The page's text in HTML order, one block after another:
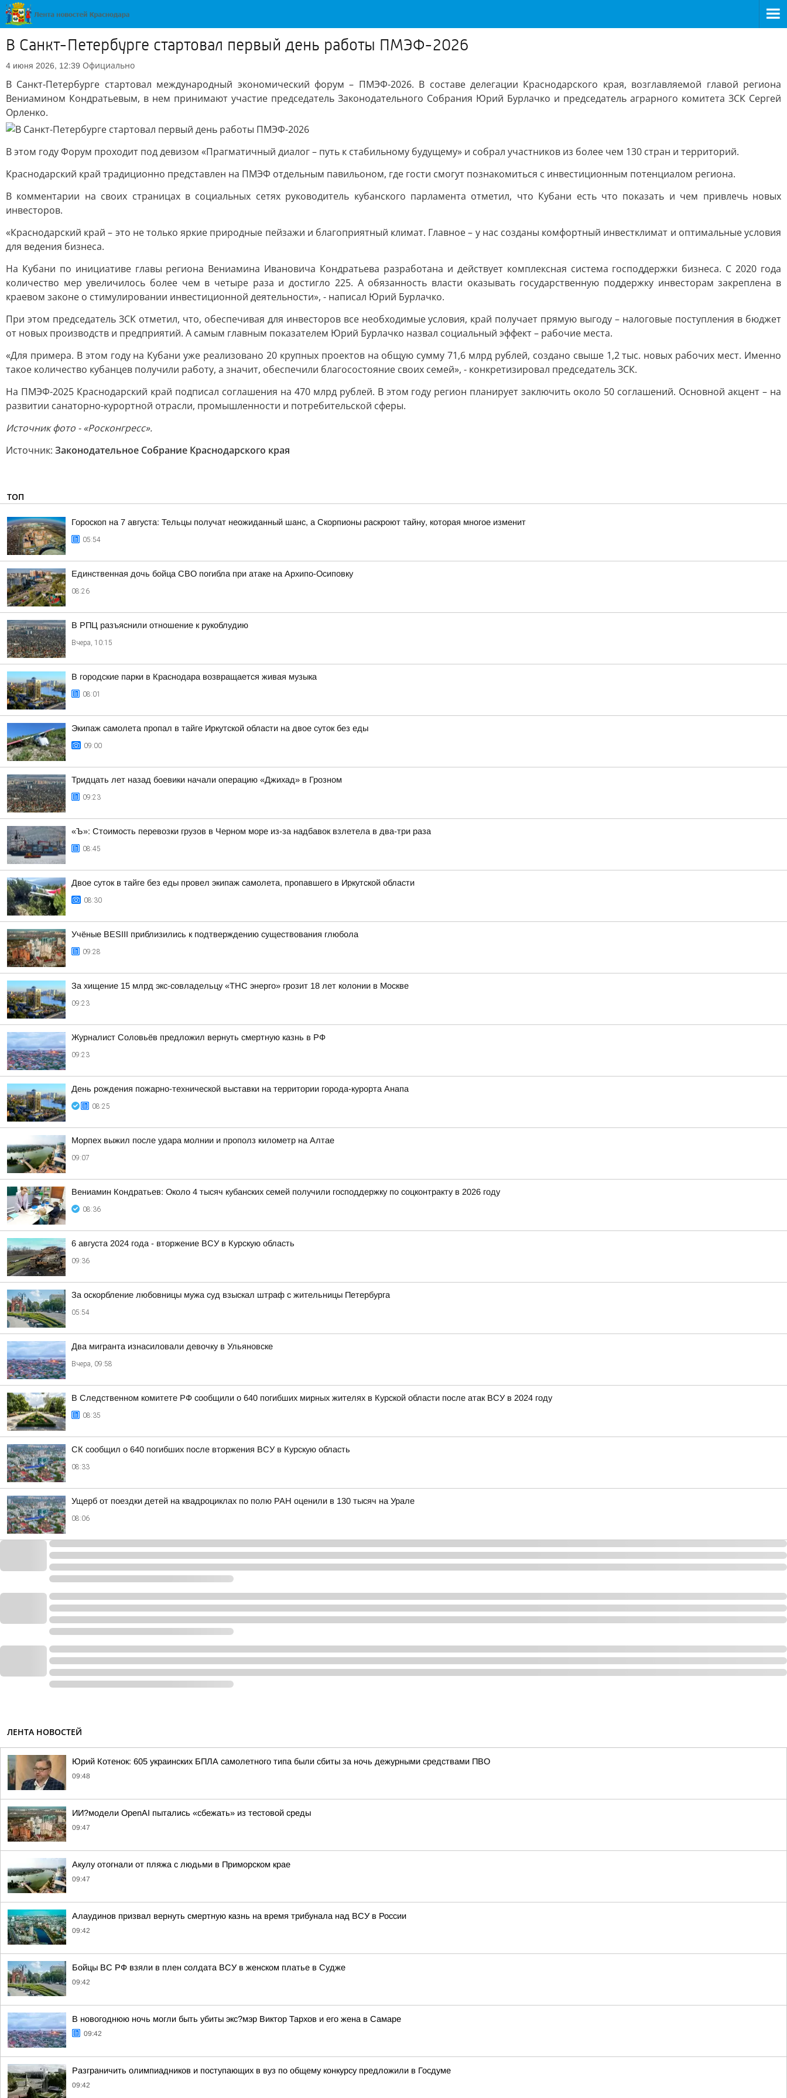
В Санкт-Петербурге стартовал первый день работы ПМЭФ-2026
4 июня 2026, 12:39 Официально
В Санкт-Петербурге стартовал международный экономический форум – ПМЭФ-2026. В составе делегации Краснодарского края, возглавляемой главой региона
Вениамином Кондратьевым, в нем принимают участие председатель Законодательного Собрания Юрий Бурлачко и председатель аграрного комитета ЗСК Сергей
Орленко.
В этом году Форум проходит под девизом «Прагматичный диалог – путь к стабильному будущему» и собрал участников из более чем 130 стран и территорий.
Краснодарский край традиционно представлен на ПМЭФ отдельным павильоном, где гости смогут познакомиться с инвестиционным потенциалом региона.
В комментарии на своих страницах в социальных сетях руководитель кубанского парламента отметил, что Кубани есть что показать и чем привлечь новых
инвесторов.
«Краснодарский край – это не только яркие природные пейзажи и благоприятный климат. Главное – у нас созданы комфортный инвестклимат и оптимальные условия
для ведения бизнеса.
На Кубани по инициативе главы региона Вениамина Ивановича Кондратьева разработана и действует комплексная система господдержки бизнеса. С 2020 года
количество мер увеличилось более чем в четыре раза и достигло 225. А обязанность власти оказывать государственную поддержку инвесторам закреплена в
краевом законе о стимулировании инвестиционной деятельности», - написал Юрий Бурлачко.
При этом председатель ЗСК отметил, что, обеспечивая для инвесторов все необходимые условия, край получает прямую выгоду – налоговые поступления в бюджет
от новых производств и предприятий. А самым главным показателем Юрий Бурлачко назвал социальный эффект – рабочие места.
«Для примера. В этом году на Кубани уже реализовано 20 крупных проектов на общую сумму 71,6 млрд рублей, создано свыше 1,2 тыс. новых рабочих мест. Именно
такое количество кубанцев получили работу, а значит, обеспечили благосостояние своих семей», - конкретизировал председатель ЗСК.
На ПМЭФ-2025 Краснодарский край подписал соглашения на 470 млрд рублей. В этом году регион планирует заключить около 50 соглашений. Основной акцент – на
развитии санаторно-курортной отрасли, промышленности и потребительской сферы.
Источник фото - «Росконгресс».
Источник: Законодательное Собрание Краснодарского края
ТОП
Гороскоп на 7 августа: Тельцы получат неожиданный шанс, а Скорпионы раскроют тайну, которая многое изменит
05:54
Единственная дочь бойца СВО погибла при атаке на Архипо-Осиповку
08:26
В РПЦ разъяснили отношение к рукоблудию
Вчера, 10:15
В городские парки в Краснодара возвращается живая музыка
08:01
Экипаж самолета пропал в тайге Иркутской области на двое суток без еды
09:00
Тридцать лет назад боевики начали операцию «Джихад» в Грозном
09:23
«Ъ»: Стоимость перевозки грузов в Черном море из-за надбавок взлетела в два-три раза
08:45
Двое суток в тайге без еды провел экипаж самолета, пропавшего в Иркутской области
08:30
Учёные BESIII приблизились к подтверждению существования глюбола
09:28
За хищение 15 млрд экс-совладельцу «ТНС энерго» грозит 18 лет колонии в Москве
09:23
Журналист Соловьёв предложил вернуть смертную казнь в РФ
09:23
День рождения пожарно-технической выставки на территории города-курорта Анапа
08:25
Морпех выжил после удара молнии и прополз километр на Алтае
09:07
Вениамин Кондратьев: Около 4 тысяч кубанских семей получили господдержку по соцконтракту в 2026 году
08:36
6 августа 2024 года - вторжение ВСУ в Курскую область
09:36
За оскорбление любовницы мужа суд взыскал штраф с жительницы Петербурга
05:54
Два мигранта изнасиловали девочку в Ульяновске
Вчера, 09:58
В Следственном комитете РФ сообщили о 640 погибших мирных жителях в Курской области после атак ВСУ в 2024 году
08:35
СК сообщил о 640 погибших после вторжения ВСУ в Курскую область
08:33
Ущерб от поездки детей на квадроциклах по полю РАН оценили в 130 тысяч на Урале
08:06
ЛЕНТА НОВОСТЕЙ
Юрий Котенок: 605 украинских БПЛА самолетного типа были сбиты за ночь дежурными средствами ПВО
09:48
ИИ?модели OpenAI пытались «сбежать» из тестовой среды
09:47
Акулу отогнали от пляжа с людьми в Приморском крае
09:47
Алаудинов призвал вернуть смертную казнь на время трибунала над ВСУ в России
09:42
Бойцы ВС РФ взяли в плен солдата ВСУ в женском платье в Судже
09:42
В новогоднюю ночь могли быть убиты экс?мэр Виктор Тархов и его жена в Самаре
09:42
Разграничить олимпиадников и поступающих в вуз по общему конкурсу предложили в Госдуме
09:42